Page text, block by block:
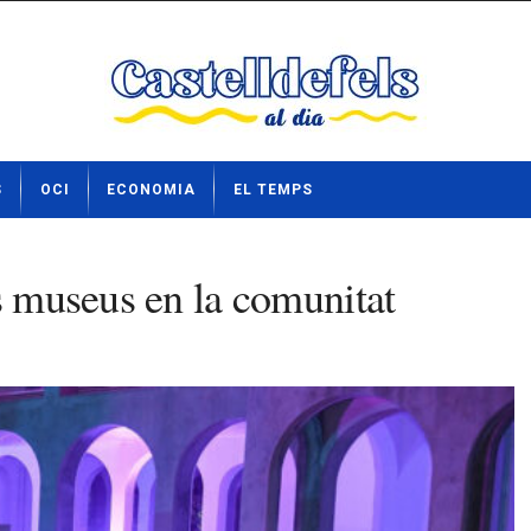
OCI ECONOMIA EL TEMPS
en la comunitat